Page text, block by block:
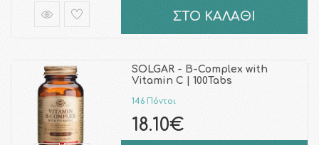
ΣΤΟ ΚΑΛΑΘΙ
SOLGAR - B-Complex with
Vitamin C | 100Tabs
146 Πόντοι
18.10€